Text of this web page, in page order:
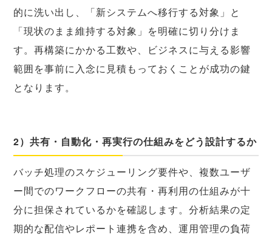
的に洗い出し、「新システムへ移行する対象」と
「現状のまま維持する対象」を明確に切り分けま
す。再構築にかかる工数や、ビジネスに与える影響
範囲を事前に入念に見積もっておくことが成功の鍵
となります。
2）共有・自動化・再実行の仕組みをどう設計するか
バッチ処理のスケジューリング要件や、複数ユーザ
ー間でのワークフローの共有・再利用の仕組みが十
分に担保されているかを確認します。分析結果の定
期的な配信やレポート連携を含め、運用管理の負荷